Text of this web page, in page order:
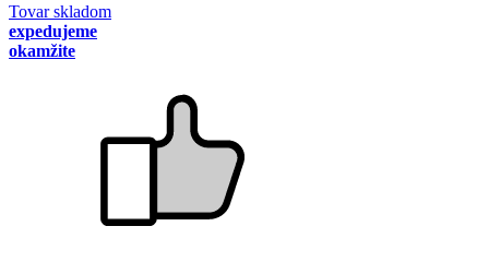
Tovar skladom
expedujeme
okamžite